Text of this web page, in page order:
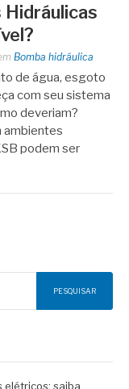
Hidráulicas
Bomba hidráulica
de água, esgoto
com seu sistema
deveriam?
ambientes
podem ser
PESQUISAR
elétricos: saiba